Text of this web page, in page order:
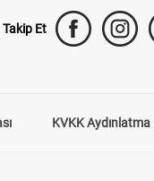
Takip Et
KVKK